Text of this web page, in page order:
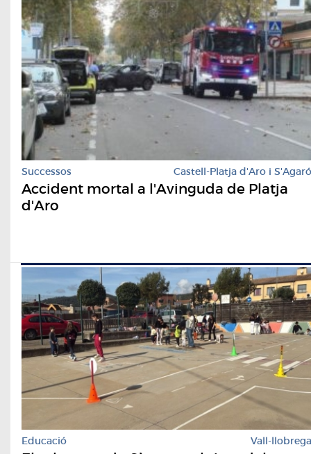
Successos Castell-Platja d'Aro i S'Agaró
Accident mortal a l'Avinguda de Platja
d'Aro
Educació Vall-llobrega